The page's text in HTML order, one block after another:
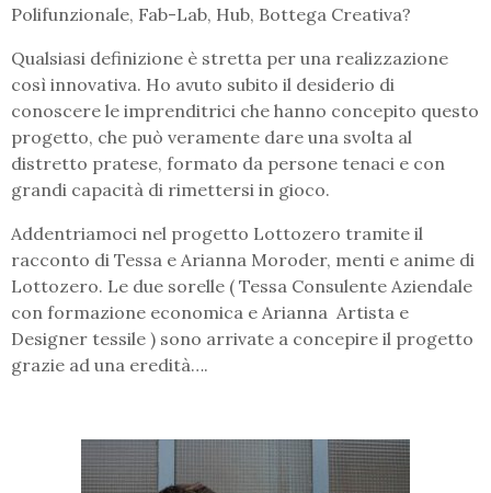
Polifunzionale, Fab-Lab, Hub, Bottega Creativa?
Qualsiasi definizione è stretta per una realizzazione
così innovativa. Ho avuto subito il desiderio di
conoscere le imprenditrici che hanno concepito questo
progetto, che può veramente dare una svolta al
distretto pratese, formato da persone tenaci e con
grandi capacità di rimettersi in gioco.
Addentriamoci nel progetto Lottozero tramite il
racconto di Tessa e Arianna Moroder, menti e anime di
Lottozero. Le due sorelle ( Tessa Consulente Aziendale
con formazione economica e Arianna Artista e
Designer tessile ) sono arrivate a concepire il progetto
grazie ad una eredità….